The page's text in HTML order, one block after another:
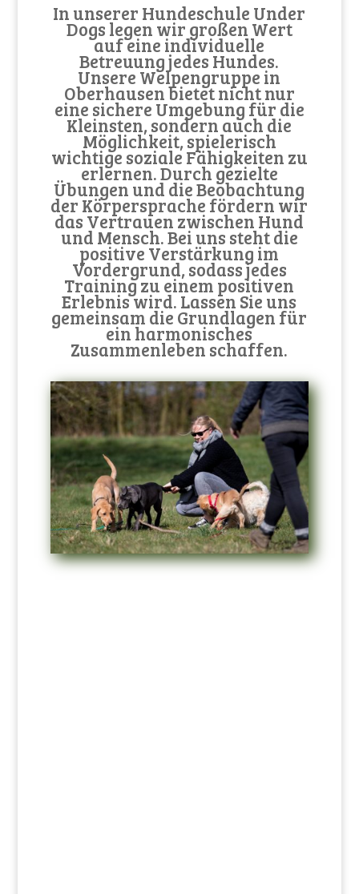
In unserer Hundeschule Under
Dogs legen wir großen Wert
auf eine individuelle
Betreuung jedes Hundes.
Unsere Welpengruppe in
Oberhausen bietet nicht nur
eine sichere Umgebung für die
Kleinsten, sondern auch die
Möglichkeit, spielerisch
wichtige soziale Fähigkeiten zu
erlernen. Durch gezielte
Übungen und die Beobachtung
der Körpersprache fördern wir
das Vertrauen zwischen Hund
und Mensch. Bei uns steht die
positive Verstärkung im
Vordergrund, sodass jedes
Training zu einem positiven
Erlebnis wird. Lassen Sie uns
gemeinsam die Grundlagen für
ein harmonisches
Zusammenleben schaffen.